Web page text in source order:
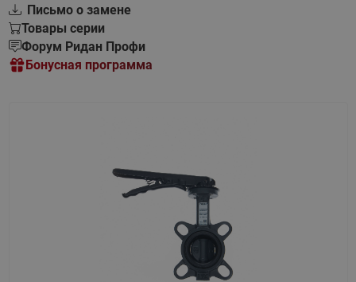
Письмо о замене
Товары серии
Форум Ридан Профи
Бонусная программа